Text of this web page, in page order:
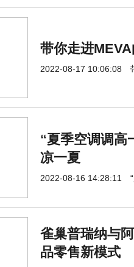
带你走进
2022-08-17 10:06:08
“夏季空调调高
凉一夏
2022-08-16 14:28:11
雀巢普瑞纳与
品零售新模式